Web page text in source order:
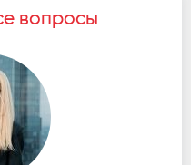
вопросы